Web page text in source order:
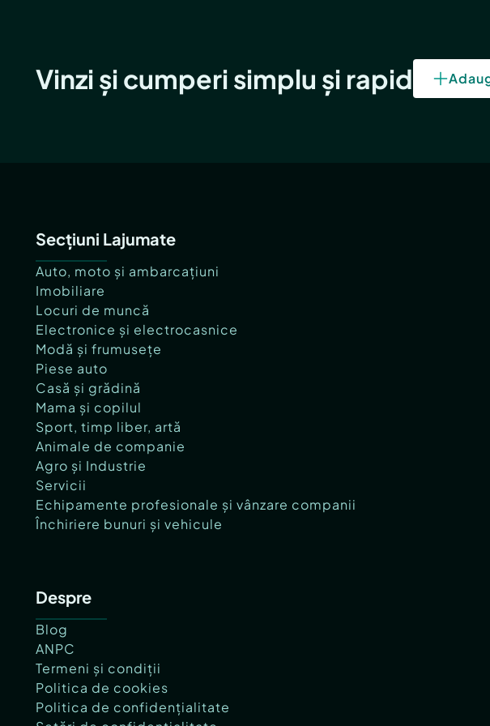
Vinzi și cumperi simplu și rapid
Secțiuni Lajumate
Auto, moto și ambarcațiuni
Imobiliare
Locuri de muncă
Electronice și electrocasnice
Modă și frumusețe
Piese auto
Casă și grădină
Mama și copilul
Sport, timp liber, artă
Animale de companie
Agro și Industrie
Servicii
Echipamente profesionale și vânzare companii
Închiriere bunuri și vehicule
Despre
Blog
ANPC
Termeni și condiții
Politica de cookies
Politica de confidențialitate